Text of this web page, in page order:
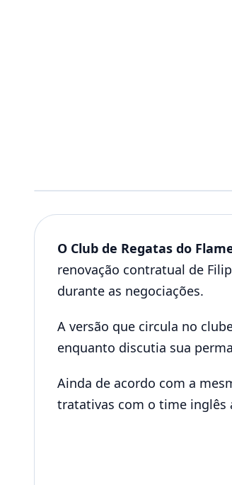
O Club de Regatas do
renovação contratual de
durante as negociações.
A versão que circula no
enquanto discutia sua
Ainda de acordo com a
tratativas com o time inglês